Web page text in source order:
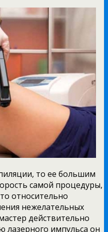
то ее большим
самой процедуры,
относительно
нежелательных
действительно
лазерного импульса он